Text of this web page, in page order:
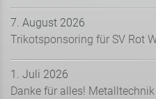
7. August 2026
Trikotsponsoring für SV Rot
1. Juli 2026
Danke für alles!